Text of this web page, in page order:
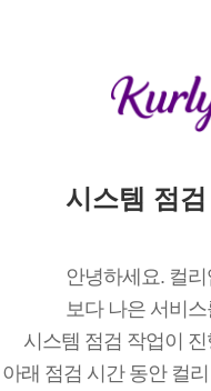
시스템 점검
안녕하세요. 컬
보다 나은 서비스
시스템 점검 작업이
아래 점검 시간 동안 컬리